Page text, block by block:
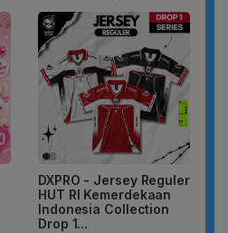
DXPRO - Jersey Reguler
HUT RI Kemerdekaan
Indonesia Collection
Drop 1...